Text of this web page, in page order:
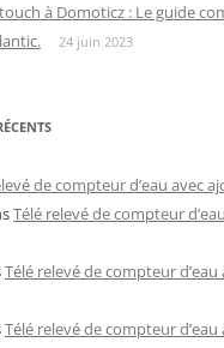
à Domoticz : Le guide
24 juin 2023
de compteur d’eau avec
Télé relevé de compteur
Télé relevé de compteur
Télé relevé de compteur